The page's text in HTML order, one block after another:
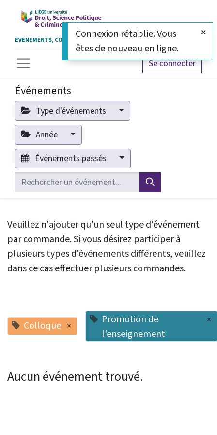
EVENEMENTS, COLLOQUES ET CERTIFICATS
Se connecter
Événements
Type d'événements
Année
Événements passés
Veuillez n'ajouter qu'un seul type d'événement
par commande. Si vous désirez participer à
plusieurs types d'événements différents, veuillez
dans ce cas effectuer plusieurs commandes.
Colloque ×
Promotion de
l'enseignement
×
Aucun événement trouvé.
Connexion rétablie. Vous
êtes de nouveau en ligne.